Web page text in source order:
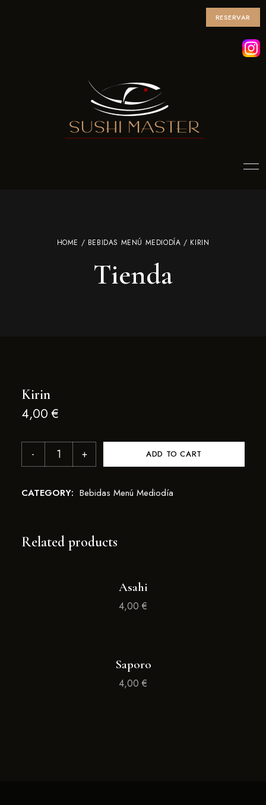
RESERVAR
HOME / BEBIDAS MENÚ MEDIODÍA / KIRIN
Tienda
Kirin
4,00€
ADD TO CART
CATEGORY: Bebidas Menú Mediodía
Related products
Asahi
4,00 €
Saporo
4,00 €